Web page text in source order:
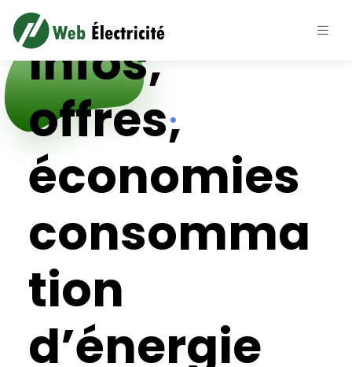
Web Électricité
Infos,
offres,
économies
consomma
tion
d’énergie